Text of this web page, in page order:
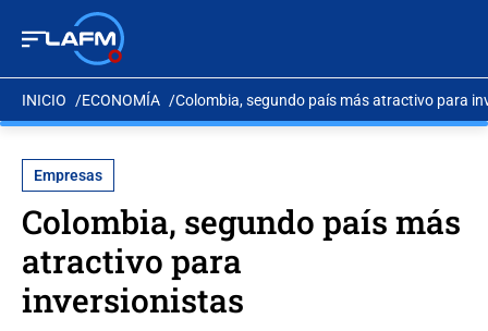
INICIO ECONOMÍA Colombia, segundo país más atractivo para
Empresas
Colombia, segundo país más
atractivo para
inversionistas